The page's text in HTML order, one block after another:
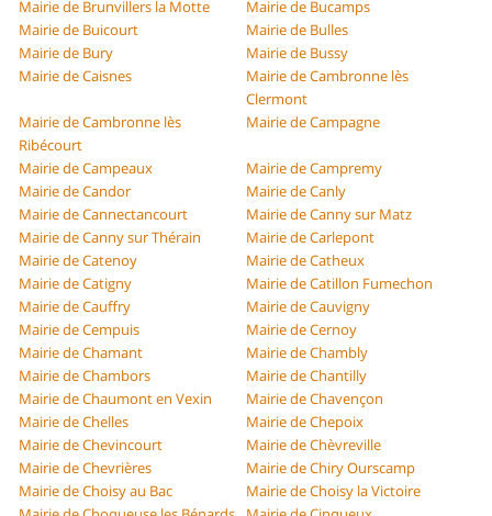
Mairie de Brunvillers la Motte
Mairie de Bucamps
Mairie de Buicourt
Mairie de Bulles
Mairie de Bury
Mairie de Bussy
Mairie de Caisnes
Mairie de Cambronne lès
Clermont
Mairie de Cambronne lès
Ribécourt
Mairie de Campagne
Mairie de Campeaux
Mairie de Campremy
Mairie de Candor
Mairie de Canly
Mairie de Cannectancourt
Mairie de Canny sur Matz
Mairie de Canny sur Thérain
Mairie de Carlepont
Mairie de Catenoy
Mairie de Catheux
Mairie de Catigny
Mairie de Catillon Fumechon
Mairie de Cauffry
Mairie de Cauvigny
Mairie de Cempuis
Mairie de Cernoy
Mairie de Chamant
Mairie de Chambly
Mairie de Chambors
Mairie de Chantilly
Mairie de Chaumont en Vexin
Mairie de Chavençon
Mairie de Chelles
Mairie de Chepoix
Mairie de Chevincourt
Mairie de Chèvreville
Mairie de Chevrières
Mairie de Chiry Ourscamp
Mairie de Choisy au Bac
Mairie de Choisy la Victoire